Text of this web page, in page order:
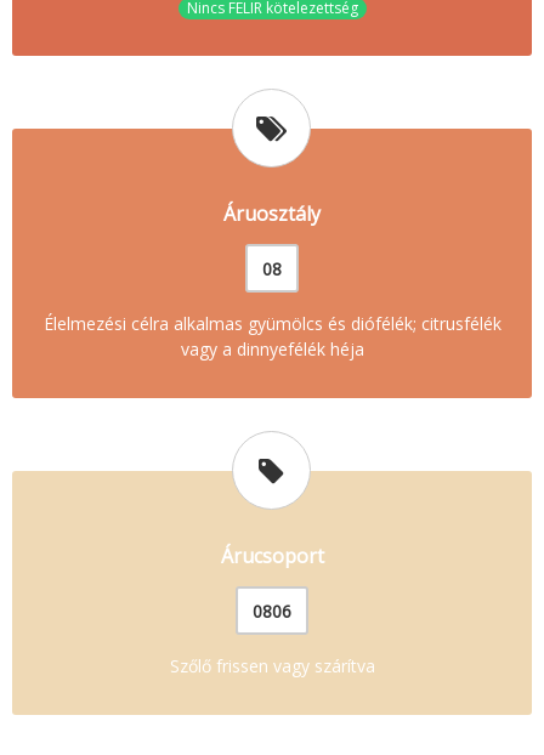
Nincs FELIR kötelezettség
Áruosztály
08
Élelmezési célra alkalmas gyümölcs és diófélék; citrusfélék
vagy a dinnyefélék héja
Árucsoport
0806
Szőlő frissen vagy szárítva